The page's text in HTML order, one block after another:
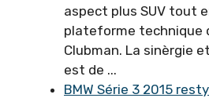
aspect plus SUV tout
plateforme technique
Clubman. La sinèrgie
est de ...
BMW Série 3 2015